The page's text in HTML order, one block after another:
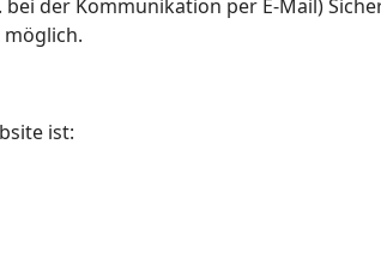
der Kommunikation per E-Mail)
ist: